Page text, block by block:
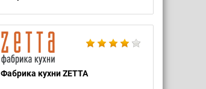
Фабрика кухни ZETTA